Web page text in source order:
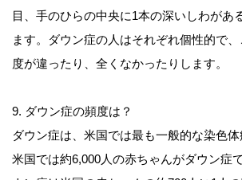
目、手のひらの中央に1本の深いしわがあ
ます。ダウン症の人はそれぞれ個性的で
度が違ったり、全くなかったりします。
9. ダウン症の頻度は？
ダウン症は、米国では最も一般的な染色体
米国では約6,000人の赤ちゃんがダウン症